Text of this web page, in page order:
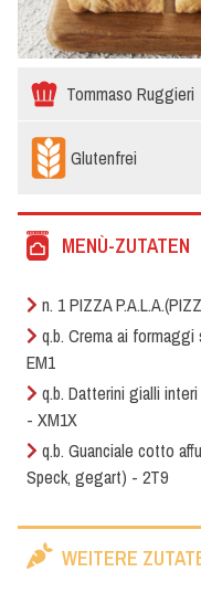
Tommaso Ruggieri
Glutenfrei
MENÙ-ZUTATEN
n. 1 PIZZA
q.b. Crema ai
EM1
q.b. Datterini gialli
- XM1X
q.b. Guanciale cotto
Speck, gegart) - 2T9
WEITERE